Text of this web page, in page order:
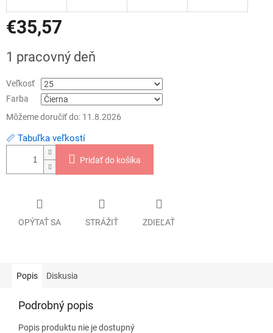
€35,57
cena:
1 pracovný deň
Veľkosť
Farba
Môžeme doručiť do: 11.8.2026
📏 Tabuľka veľkostí
Pridať do košíka
OPÝTAŤ SA STRÁŽIŤ ZDIEĽAŤ
Popis Diskusia
Podrobný popis
Popis produktu nie je dostupný